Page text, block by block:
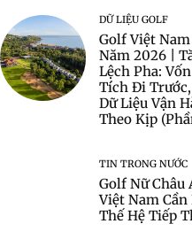
DỮ LIỆU GOLF
Golf Việt
Năm 2026 |
Lệch Pha:
Tích Đi Trước,
Dữ Liệu Vận
Theo Kịp
TIN TRONG NƯỚC
Golf Nữ Châu
Việt Nam
Thế Hệ Tiếp